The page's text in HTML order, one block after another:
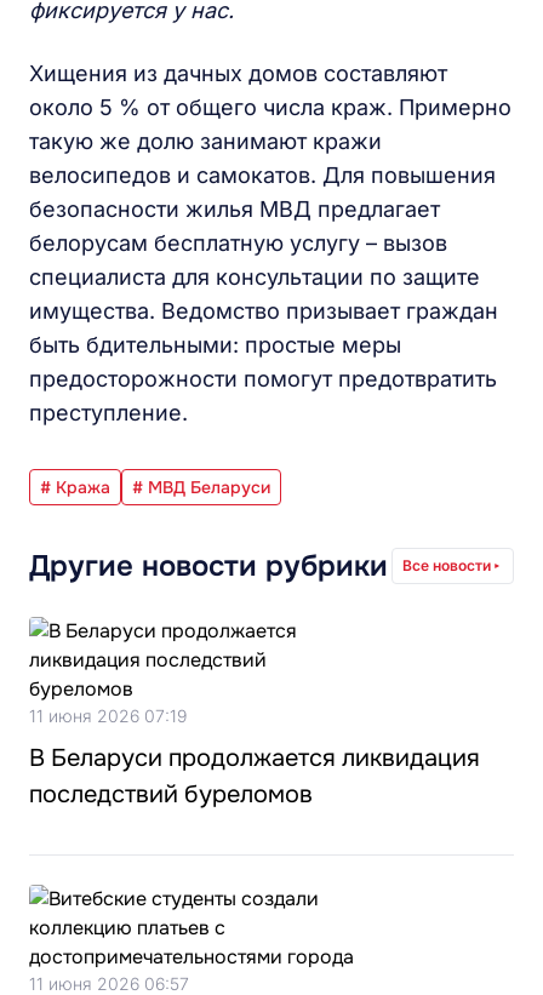
фиксируется у нас.
Хищения из дачных домов составляют
около 5 % от общего числа краж. Примерно
такую же долю занимают кражи
велосипедов и самокатов. Для повышения
безопасности жилья МВД предлагает
белорусам бесплатную услугу – вызов
специалиста для консультации по защите
имущества. Ведомство призывает граждан
быть бдительными: простые меры
предосторожности помогут предотвратить
преступление.
# Кража # МВД Беларуси
Другие новости рубрики Все новости
11 июня 2026 07:19
В Беларуси продолжается ликвидация
последствий буреломов
11 июня 2026 06:57